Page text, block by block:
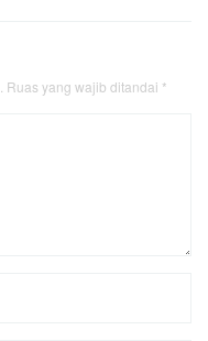
Ruas yang wajib ditandai *